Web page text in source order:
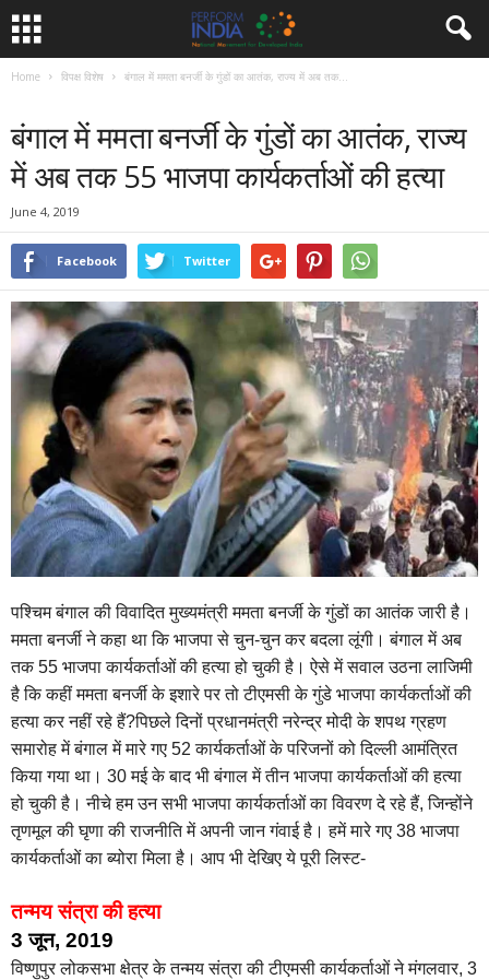
Home विपक्ष विशेष बंगाल में ममता बनर्जी के गुंडों का आतंक, राज्य में अब तक...
बंगाल में ममता बनर्जी के गुंडों का आतंक, राज्य
में अब तक 55 भाजपा कार्यकर्ताओं की हत्या
June 4, 2019
Facebook Twitter
पश्चिम बंगाल की विवादित मुख्यमंत्री ममता बनर्जी के गुंडों का आतंक जारी है।
ममता बनर्जी ने कहा था कि भाजपा से चुन-चुन कर बदला लूंगी। बंगाल में अब
तक 55 भाजपा कार्यकर्ताओं की हत्या हो चुकी है। ऐसे में सवाल उठना लाजिमी
है कि कहीं ममता बनर्जी के इशारे पर तो टीएमसी के गुंडे भाजपा कार्यकर्ताओं की
हत्या कर नहीं रहे हैं?पिछले दिनों प्रधानमंत्री नरेन्द्र मोदी के शपथ ग्रहण
समारोह में बंगाल में मारे गए 52 कार्यकर्ताओं के परिजनों को दिल्ली आमंत्रित
किया गया था। 30 मई के बाद भी बंगाल में तीन भाजपा कार्यकर्ताओं की हत्या
हो चुकी है। नीचे हम उन सभी भाजपा कार्यकर्ताओं का विवरण दे रहे हैं, जिन्होंने
तृणमूल की घृणा की राजनीति में अपनी जान गंवाई है। हमें मारे गए 38 भाजपा
कार्यकर्ताओं का ब्योरा मिला है। आप भी देखिए ये पूरी लिस्ट-
तन्मय संत्रा की हत्या
3 जून, 2019
विष्णुपुर लोकसभा क्षेत्र के तन्मय संत्रा की टीएमसी कार्यकर्ताओं ने मंगलवार, 3